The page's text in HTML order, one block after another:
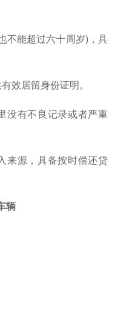
不能超过六十周岁)，具
效居留身份证明。
没有不良记录或者严重
来源，具备按时偿还贷
辆